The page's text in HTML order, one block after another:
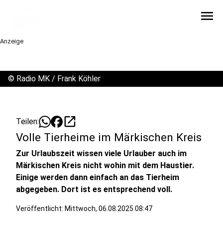
menu
Anzeige
© Radio MK / Frank Köhler
Teilen: open_in_new
Volle Tierheime im Märkischen Kreis
Zur Urlaubszeit wissen viele Urlauber auch im
Märkischen Kreis nicht wohin mit dem Haustier.
Einige werden dann einfach an das Tierheim
abgegeben. Dort ist es entsprechend voll.
Veröffentlicht: Mittwoch, 06.08.2025 08:47